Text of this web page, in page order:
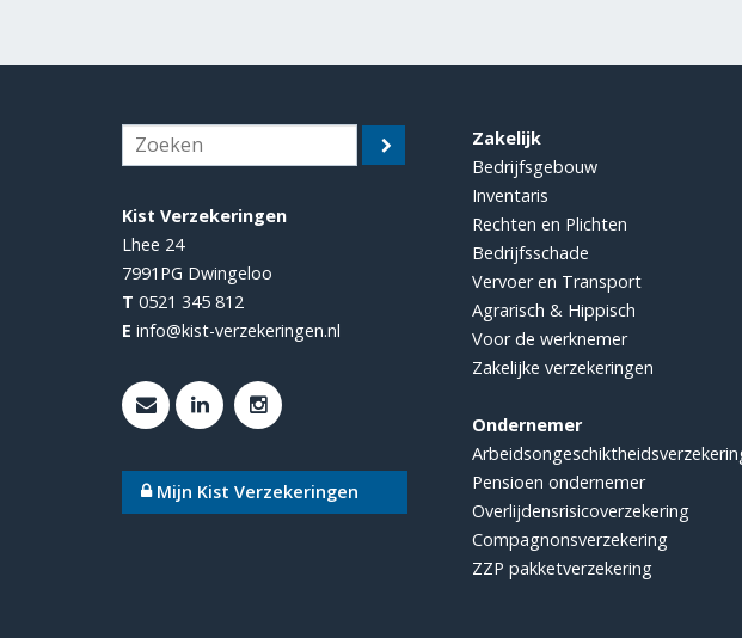
Kist Verzekeringen
Lhee 24
7991PG Dwingeloo
T 0521 345 812
E info@kist-verzekeringen.nl
Mijn Kist Verzekeringen
Zakelijk
Bedrijfsgebouw
Inventaris
Rechten en Plichten
Bedrijfsschade
Vervoer en Transport
Agrarisch & Hippisch
Voor de werknemer
Zakelijke verzekeringen
Ondernemer
Pensioen ondernemer
Overlijdensrisicoverzekering
Compagnonsverzekering
ZZP pakketverzekering